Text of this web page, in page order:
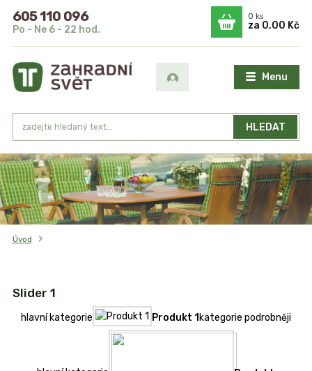
Menu
HLEDAT
605 110 096
Po - Ne 6 - 22 hod.
0ks
za 0,00 Kč
Úvod
Slider 1
hlavní kategorie Produkt 1 kategorie podrobněji